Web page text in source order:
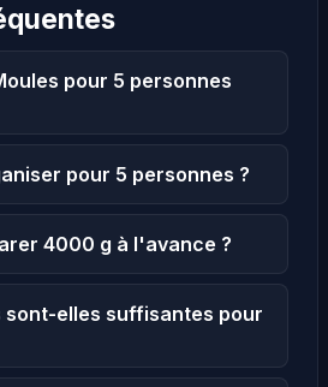
pour 5 personnes
pour 5 personnes ?
4000 g à l'avance ?
sont-elles suffisantes pour